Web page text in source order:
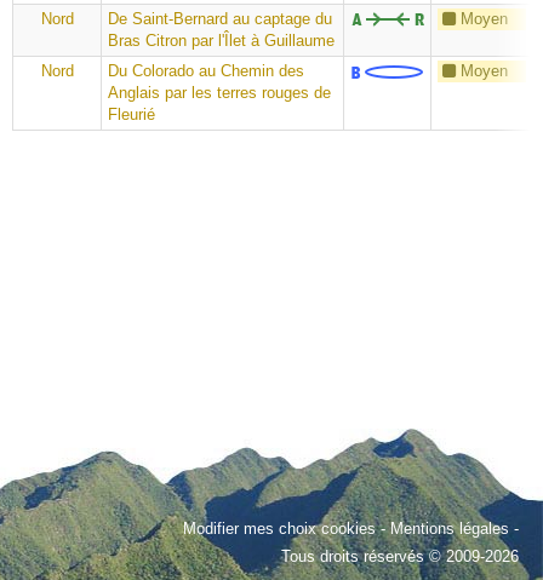
Nord
De Saint-Bernard au captage du
Bras Citron par l'Îlet à Guillaume
Moyen
Nord
Du Colorado au Chemin des
Anglais par les terres rouges de
Fleurié
Moyen
Modifier mes choix cookies-Mentions légales -
Tous droits réservés © 2009-2026